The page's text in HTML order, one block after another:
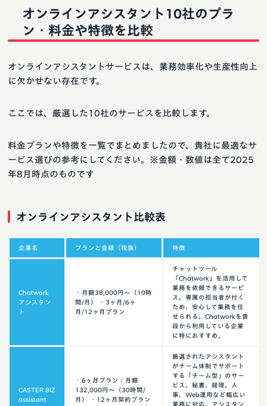
オンラインアシスタント10社のプラ
ン・料金や特徴を比較
オンラインアシスタントサービスは、業務効率化や生産性向上
に欠かせない存在です。
ここでは、厳選した10社のサービスを比較します。
料金プランや特徴を一覧でまとめましたので、貴社に最適なサ
ービス選びの参考にしてください。※金額・数値は全て2025
年8月時点のものです
オンラインアシスタント比較表
企業名 プランと金額（税抜） 特徴
Chatwork
アシスタン
ト
・月額38,000円〜（10時
間/月） ・3ヶ月/6ヶ
月/12ヶ月プラン
チャットツール
「Chatwork」を活用して
業務を依頼できるサービ
ス。専属の担当者が付く
ため、安心して業務を任
せられる。Chatworkを普
段から利用している企業
に特におすすめ。
CASTER BIZ
assistant
・6ヶ月プラン：月額
132,000円〜（30時間/
月） ・12ヶ月契約プラン
厳選されたアシスタント
がチーム体制でサポート
する「チーム型」のサー
ビス。秘書、経理、人
事、Web運用など幅広い
業務に対応。アシスタン